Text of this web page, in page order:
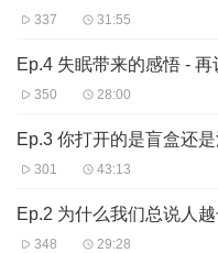
337 31:55
Ep.4 失眠带来的感悟 -
350 28:00
Ep.3 你打开的是盲盒还
301 43:13
Ep.2 为什么我们总说人
348 29:28